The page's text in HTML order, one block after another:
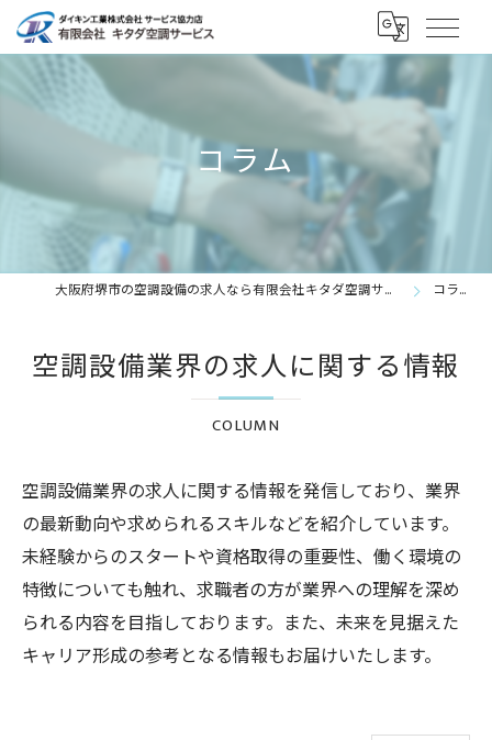
コラム
大阪府堺市の空調設備の求人なら有限会社キタダ空調サービス コラム
空調設備業界の求人に関する情報
COLUMN
空調設備業界の求人に関する情報を発信しており、業界
の最新動向や求められるスキルなどを紹介しています。
未経験からのスタートや資格取得の重要性、働く環境の
特徴についても触れ、求職者の方が業界への理解を深め
られる内容を目指しております。また、未来を見据えた
キャリア形成の参考となる情報もお届けいたします。